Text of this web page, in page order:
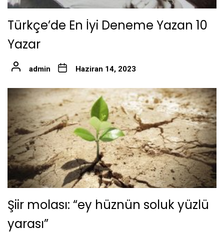
Türkçe’de En İyi Deneme Yazan 10
Yazar
admin Haziran 14, 2023
Şiir molası: “ey hüznün soluk yüzlü
yarası”